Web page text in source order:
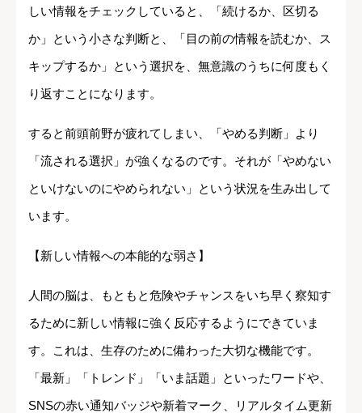
しい情報をチェックしていると、「続けるか、区切る
か」という小さな判断と、「目の前の情報を読むか、ス
キップするか」という選択を、無意識のうちに何度もく
り返すことになります。
すると前頭前野が疲れてしまい、「やめる判断」より
「流される選択」が強くなるのです。それが「やめない
といけないのにやめられない」という状況を生み出して
います。
【新しい情報への本能的な弱さ】
人間の脳は、もともと危険やチャンスをいち早く察知す
るために新しい情報に強く反応するようにできていま
す。これは、生存のために備わった大切な機能です。
「最新」「トレンド」「いま話題」といったワードや、
SNSの赤い通知バッジや新着マーク、リアルタイム更新